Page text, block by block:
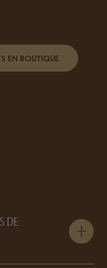
EN BOUTIQUE
DE